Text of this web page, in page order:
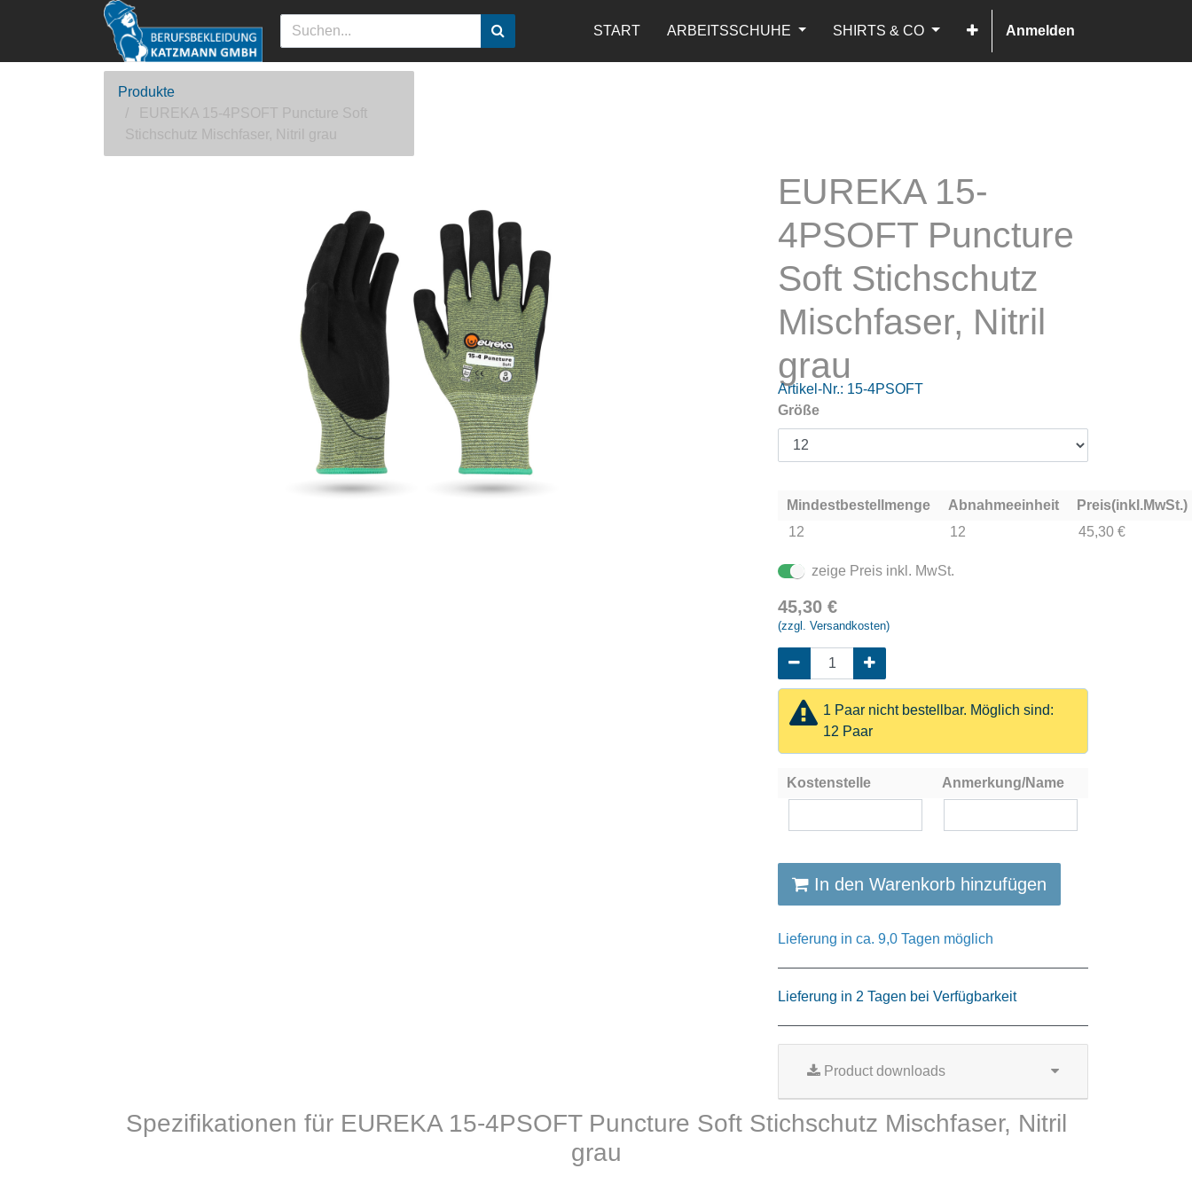
START ARBEITSSCHUHE SHIRTS & CO Anmelden
Produkte
EUREKA 15-4PSOFT Puncture Soft
Stichschutz Mischfaser, Nitril grau
EUREKA 15-
4PSOFT Puncture
Soft Stichschutz
Mischfaser, Nitril
grau
Artikel-Nr.: 15-4PSOFT
Größe
Mindestbestellmenge Abnahmeeinheit
Preis(inkl.MwSt.)
12
12 45,30 €
zeige Preis inkl. MwSt.
45,30 €
(zzgl. Versandkosten)
1 Paar nicht bestellbar. Möglich sind:
12 Paar
Kostenstelle Anmerkung/Name
In den Warenkorb hinzufügen
Lieferung in ca. 9,0 Tagen möglich
Lieferung in 2 Tagen bei Verfügbarkeit
Product downloads
Spezifikationen für EUREKA 15-4PSOFT Puncture Soft Stichschutz Mischfaser, Nitril
grau